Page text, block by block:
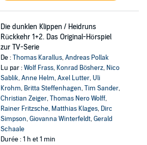
Die dunklen Klippen / Heidruns
Rückkehr 1+2. Das Original-Hörspiel
zur TV-Serie
De :Thomas Karallus,Andreas Pollak
Lu par :Wolf Frass, Konrad Bösherz, Nico
Sablik,Anne Helm,Axel Lutter, Uli
Krohm, Britta Steffenhagen,Tim Sander,
Christian Zeiger,Thomas Nero Wolff,
Rainer Fritzsche, Matthias Klages, Dirc
Simpson,Giovanna Winterfeldt,Gerald
Schaale
Durée : 1 h et 1 min